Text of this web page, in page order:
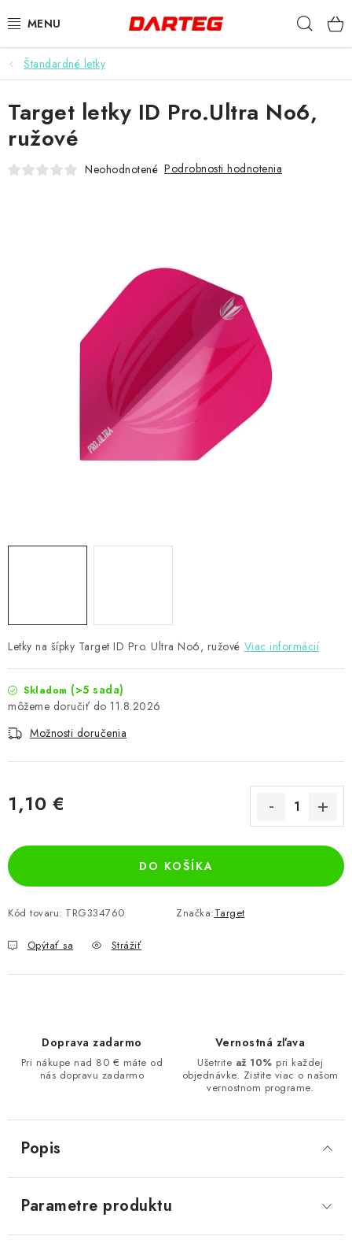
na
ŠÍPKY
TERČE
DOPLNKY K TERČU
Kontakty Hodnotenie obchodu
Štandardné letky
Letky na šípky Target ID Pro. Ultra No6, ružové Viac informácií
Skladom (>5 sada)
11.8.2026
Možnosti doručenia
1,10 €
DO KOŠÍKA
Kód tovaru: TRG334760 Značka:Target
Opýtať sa Strážiť
Target letky ID Pro.Ultra No6,
ružové
Neohodnotené Podrobnosti hodnotenia
Doprava zadarmo
Pri nákupe nad 80 € máte od
nás dopravu zadarmo
Vernostná zľava
Ušetrite až 10% pri každej
objednávke. Zistite viac o našom
vernostnom programe.
Popis
Parametre produktu